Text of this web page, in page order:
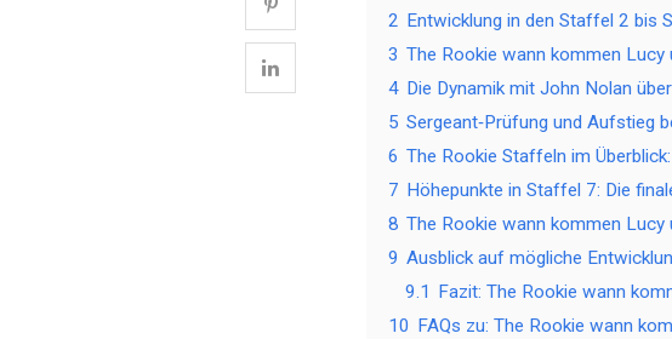
2 Entwicklung in den Staffel 2 bis
3 The Rookie wann kommen
4 Die Dynamik mit John Nolan
5 Sergeant‑Prüfung und Aufstieg
6 The Rookie Staffeln im
7 Höhepunkte in Staffel 7: Die
8 The Rookie wann kommen
9 Ausblick auf mögliche
9.1 Fazit: The Rookie wann
10 FAQs zu: The Rookie wann